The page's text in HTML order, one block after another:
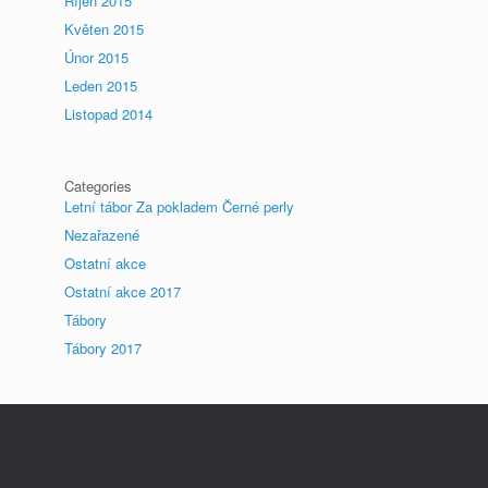
Květen 2015
Únor 2015
Leden 2015
Listopad 2014
Categories
Letní tábor Za pokladem Černé perly
Nezařazené
Ostatní akce
Ostatní akce 2017
Tábory
Tábory 2017